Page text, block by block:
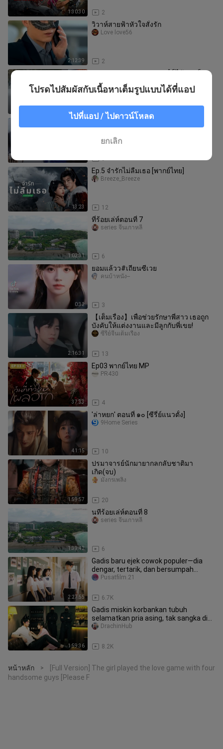
1:30:30 2
2:12:39
วิวาห์สายฟ้าหัวใจสั่งรัก
2
Love love56
สามี
Love love56
【เต็มเรื่อง】ซีรี่ย์จีนเต็มเรื่อง
9
13:23
Ep.5 จำรักไม่ลืมเธอ [พากย์ไทย]
12
Breeze_Breeze
1:02:31
ที่ร้อยเล่ห์ตอนที่ 7
6
series จีนเกาหลี
0:32
ยอมแล้วว#เถียนซีเวย
3
คนบ้าหนัง--
2:16:31
【เต็มเรื่อง】เพื่อช่วยรักษาพี่สาว เธอถูก
บังคับให้แต่งงานและมีลูกกับพี่เขย!
13
ซีรี่ย์จีนเต็มเรื่อง
37:33
Ep03 พากย์ไทย MP
4
PR430
41:15
'ล่าหยก' ตอนที่ ๑๐ [ซีรี่ย์แนวตั้ง]
10
9Home Series
1:59:57
ปรมาจารย์นักมายากลกลับชาติมา
เกิด(จบ)
20
มังกรเพลิง
1:39:42
นทีร้อยเล่ห์ตอนที่ 8
6
series จีนเกาหลี
2:27:55
Gadis baru ejek cowok populer—dia
dengar, tertarik, dan bersumpah
nikahinya! Ini adalah awal...
6.7K
Pusatfilm.21
1:59:36
Gadis miskin korbankan tubuh
selamatkan pria asing, tak sangka dia
CEO serigala, hamil dan dimanja!
8.2K
DrachinHub
หน้าหลัก >
[Full Version] The girl played the love game with four
handsome guys [Please F
โปรดไปสัมผัสกับเนื้อหาเต็มรูปแบบได้ที่แอป
ไปที่แอป / ไปดาวน์โหลด
ยกเลิก